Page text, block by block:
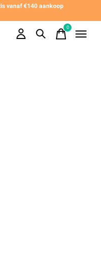
vanaf €140 aankoop
0items